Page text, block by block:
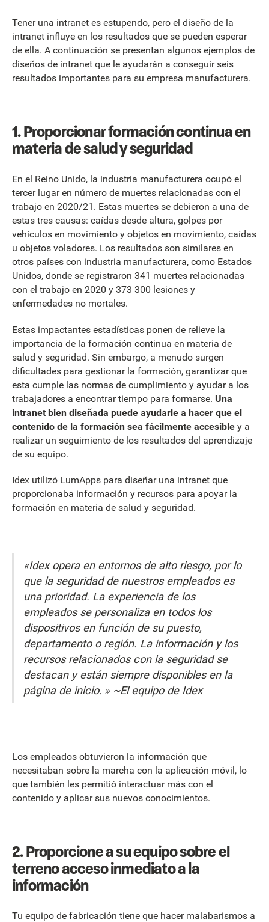
Tener una intranet es estupendo, pero el diseño de la
intranet influye en los resultados que se pueden esperar
de ella. A continuación se presentan algunos ejemplos de
diseños de intranet que le ayudarán a conseguir seis
resultados importantes para su empresa manufacturera.
1. Proporcionar formación continua en
materia de salud y seguridad
En el Reino Unido, la industria manufacturera ocupó el
tercer lugar en número de muertes relacionadas con el
trabajo en 2020/21. Estas muertes se debieron a una de
estas tres causas: caídas desde altura, golpes por
vehículos en movimiento y objetos en movimiento, caídas
u objetos voladores. Los resultados son similares en
otros países con industria manufacturera, como Estados
Unidos, donde se registraron 341 muertes relacionadas
con el trabajo en 2020 y 373 300 lesiones y
enfermedades no mortales.
Estas impactantes estadísticas ponen de relieve la
importancia de la formación continua en materia de
salud y seguridad. Sin embargo, a menudo surgen
dificultades para gestionar la formación, garantizar que
esta cumple las normas de cumplimiento y ayudar a los
trabajadores a encontrar tiempo para formarse. Una
intranet bien diseñada puede ayudarle a hacer que el
contenido de la formación sea fácilmente accesible y a
realizar un seguimiento de los resultados del aprendizaje
de su equipo.
Idex utilizó LumApps para diseñar una intranet que
proporcionaba información y recursos para apoyar la
formación en materia de salud y seguridad.
«Idex opera en entornos de alto riesgo, por lo
que la seguridad de nuestros empleados es
una prioridad. La experiencia de los
empleados se personaliza en todos los
dispositivos en función de su puesto,
departamento o región. La información y los
recursos relacionados con la seguridad se
destacan y están siempre disponibles en la
página de inicio. » ~El equipo de Idex
Los empleados obtuvieron la información que
necesitaban sobre la marcha con la aplicación móvil, lo
que también les permitió interactuar más con el
contenido y aplicar sus nuevos conocimientos.
2. Proporcione a su equipo sobre el
terreno acceso inmediato a la
información
Tu equipo de fabricación tiene que hacer malabarismos a